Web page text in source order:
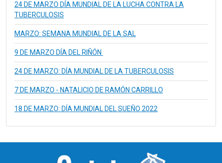
24 DE MARZO DÍA MUNDIAL DE LA LUCHA CONTRA LA
TUBERCULOSIS
MARZO: SEMANA MUNDIAL DE LA SAL
9 DE MARZO DÍA DEL RIÑÓN
24 DE MARZO: DÍA MUNDIAL DE LA TUBERCULOSIS
7 DE MARZO - NATALICIO DE RAMÓN CARRILLO
18 DE MARZO: DÍA MUNDIAL DEL SUEÑO 2022